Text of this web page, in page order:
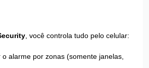
, você controla tudo pelo celular:
alarme por zonas (somente janelas,